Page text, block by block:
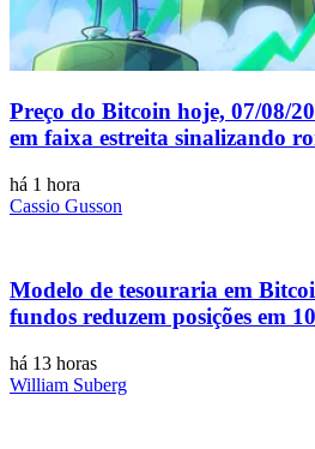
Preço do Bitcoin hoje, 07/08/
em faixa estreita sinalizando
há 1 hora
Cassio Gusson
Modelo de tesouraria em
fundos reduzem posições em
há 13 horas
William Suberg